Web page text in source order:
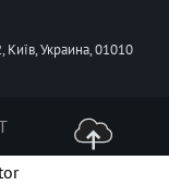
Київ, Украина, 01010